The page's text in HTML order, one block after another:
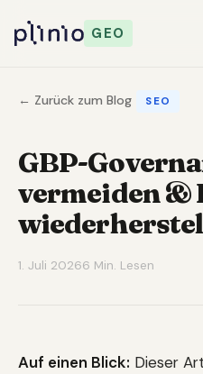
GEO
← Zurück zum Blog SEO
GBP-
vermeiden &
1. Juli 20266 Min. Lesen
Auf einen Blick: Dieser